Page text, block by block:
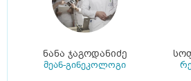
ნანა ჯაგოდანიძე
მეან-გინეკოლოგი